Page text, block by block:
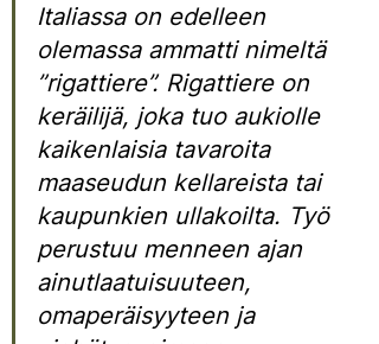
Italiassa on edelleen
olemassa ammatti nimeltä
”rigattiere”. Rigattiere on
keräilijä, joka tuo aukiolle
kaikenlaisia ​​tavaroita
maaseudun kellareista tai
kaupunkien ullakoilta. Työ
perustuu menneen ajan
ainutlaatuisuuteen,
omaperäisyyteen ja